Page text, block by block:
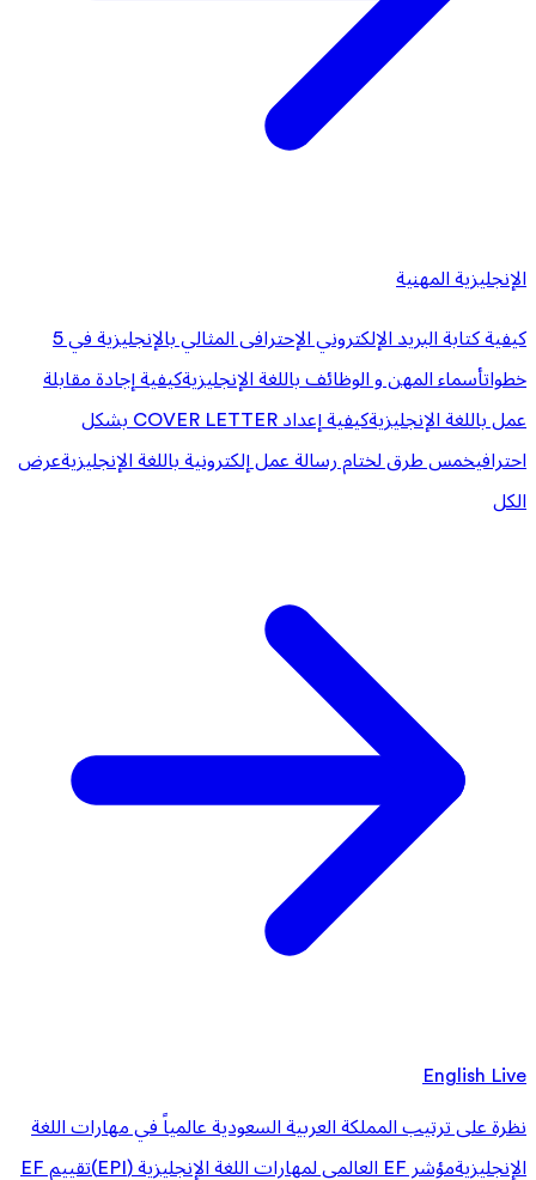
الإنجليزية المهنية
كيفية كتابة البريد الإلكتروني الإحترافى المثالي بالإنجليزية في 5
خطواتأسماء المهن و الوظائف باللغة الإنجليزيةكيفية إجادة مقابلة
عمل باللغة الإنجليزية
كيفية إعداد COVER LETTER بشكل
احترافيخمس طرق لختام رسالة عمل إلكترونية باللغة الإنجليزيةعرض
الكل
English Live
نظرة على ترتيب المملكة العربية السعودية عالمياً في مهارات اللغة
الإنجليزيةمؤشر EF العالمى لمهارات اللغة الإنجليزية (EPI)
تقييم EF